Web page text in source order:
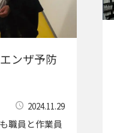
ンザ予防
2024.11.29
職員と作業員